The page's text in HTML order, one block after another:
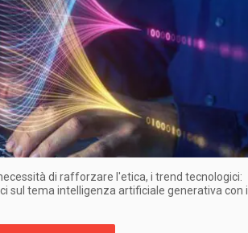
di rafforzare l'etica, i trend tecnologici:
sul tema intelligenza artificiale generativa con il